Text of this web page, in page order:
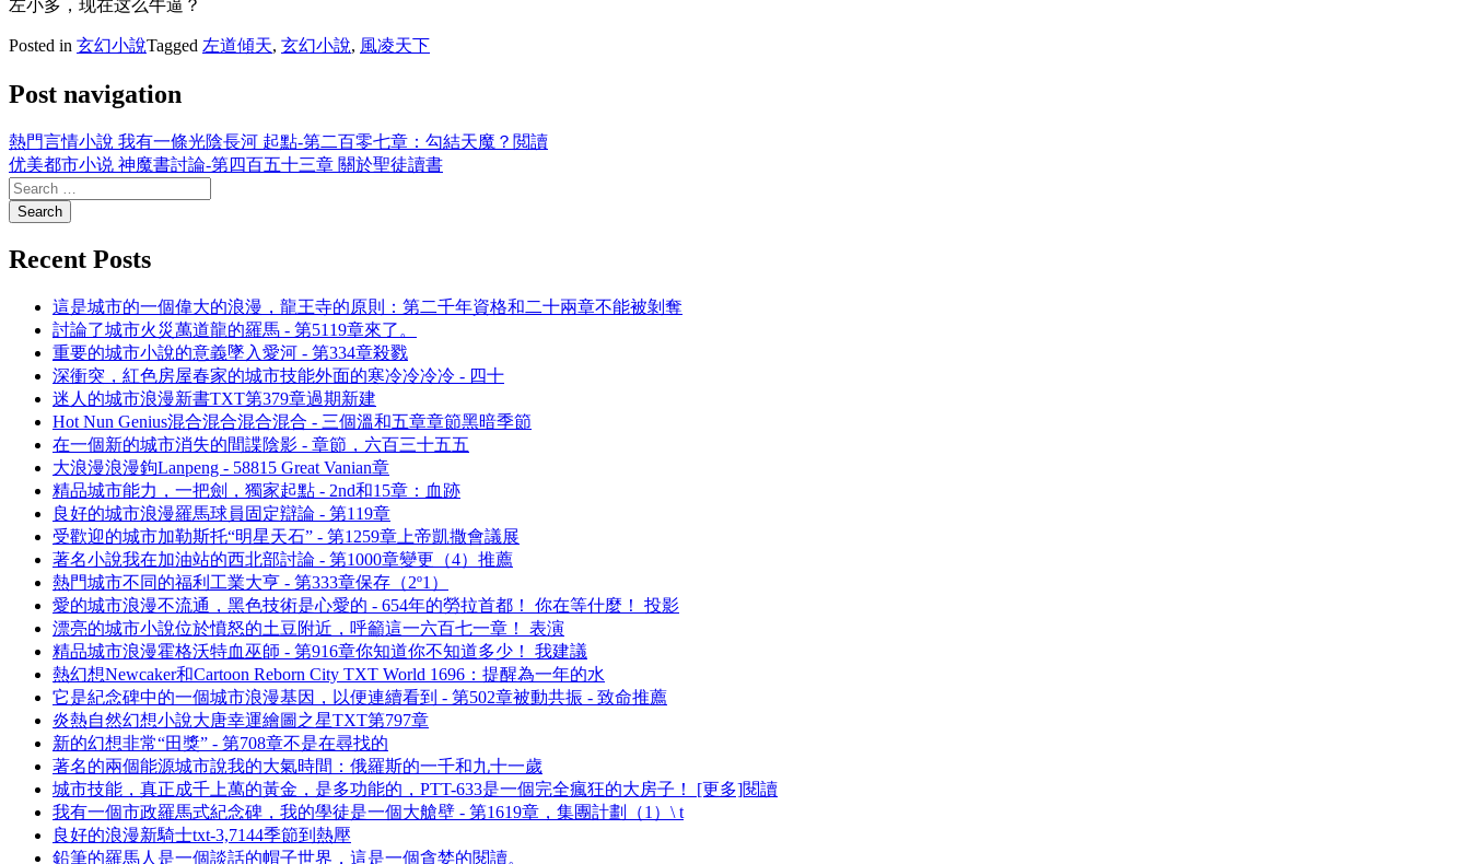
左小多，现在这么牛逼？
Posted in 玄幻小說Tagged 左道傾天, 玄幻小說, 風凌天下
Post navigation
熱門言情小說 我有一條光陰長河 起點-第二百零七章：勾結天魔？閲讀
优美都市小说 神魔書討論-第四百五十三章 關於聖徒讀書
Recent Posts
這是城市的一個偉大的浪漫，龍王寺的原則：第二千年資格和二十兩章不能被剝奪
討論了城市火災萬道龍的羅馬 - 第5119章來了。
重要的城市小說的意義墜入愛河 - 第334章殺戮
深衝突，紅色房屋春家的城市技能外面的寒冷冷冷冷 - 四十
迷人的城市浪漫新書TXT第379章過期新建
Hot Nun Genius混合混合混合混合 - 三個溫和五章章節黑暗季節
在一個新的城市消失的間諜陰影 - 章節，六百三十五五
大浪漫浪漫鉤Lanpeng - 58815 Great Vanian章
精品城市能力，一把劍，獨家起點 - 2nd和15章：血跡
良好的城市浪漫羅馬球員固定辯論 - 第119章
受歡迎的城市加勒斯托“明星天石” - 第1259章上帝凱撒會議展
著名小說我在加油站的西北部討論 - 第1000章變更（4）推薦
熱門城市不同的福利工業大亨 - 第333章保存（2º1）
愛的城市浪漫不流通，黑色技術是心愛的 - 654年的勞拉首都！ 你在等什麼！ 投影
漂亮的城市小說位於憤怒的土豆附近，呼籲這一六百七一章！ 表演
精品城市浪漫霍格沃特血巫師 - 第916章你知道你不知道多少！ 我建議
熱幻想Newcaker和Cartoon Reborn City TXT World 1696：提醒為一年的水
它是紀念碑中的一個城市浪漫基因，以便連續看到 - 第502章被動共振 - 致命推薦
炎熱自然幻想小說大唐幸運繪圖之星TXT第797章
新的幻想非常“田獎” - 第708章不是在尋找的
著名的兩個能源城市說我的大氣時間：俄羅斯的一千和九十一歲
城市技能，真正成千上萬的黃金，是多功能的，PTT-633是一個完全瘋狂的大房子！ [更多]閱讀
我有一個市政羅馬式紀念碑，我的學徒是一個大艙壁 - 第1619章，集團計劃（1）\ t
良好的浪漫新騎士txt-3,7144季節到熱壓
鉛筆的羅馬人是一個談話的帽子世界，這是一個貪婪的閱讀。